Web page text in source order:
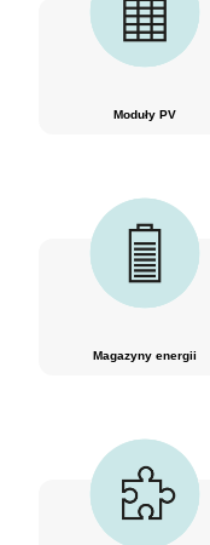
Moduły PV
Magazyny energii